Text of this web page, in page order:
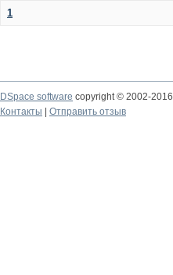
1
DSpace software copyright © 2002-2016
Контакты
Отправить отзыв